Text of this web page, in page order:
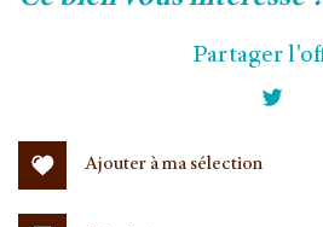
Partager
Ajouter à ma sélection